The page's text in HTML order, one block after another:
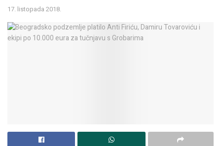
17. listopada 2018.